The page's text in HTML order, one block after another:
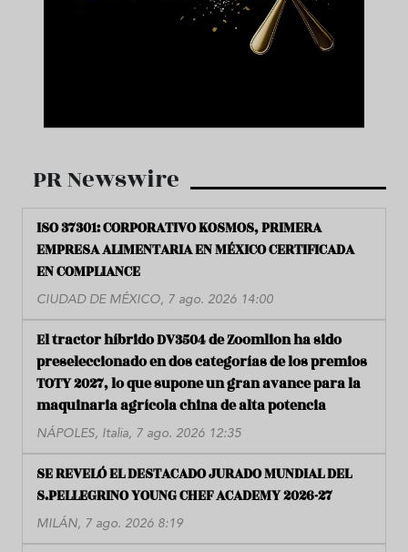
PR Newswire
ISO 37301: CORPORATIVO KOSMOS, PRIMERA
EMPRESA ALIMENTARIA EN MÉXICO CERTIFICADA
EN COMPLIANCE
CIUDAD DE MÉXICO, 7 ago. 2026 14:00
El tractor híbrido DV3504 de Zoomlion ha sido
preseleccionado en dos categorías de los premios
TOTY 2027, lo que supone un gran avance para la
maquinaria agrícola china de alta potencia
NÁPOLES, Italia, 7 ago. 2026 12:35
SE REVELÓ EL DESTACADO JURADO MUNDIAL DEL
S.PELLEGRINO YOUNG CHEF ACADEMY 2026-27
MILÁN, 7 ago. 2026 8:19